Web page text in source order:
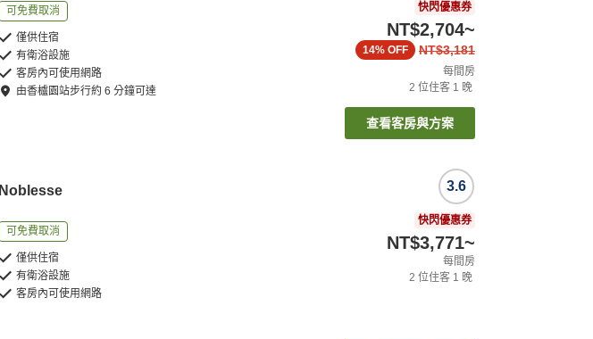
可免費取消
僅供住宿
有衛浴設施
客房內可使用網路
由香櫨園站步行約6 分鐘可達
快閃優惠券
NT$2,704~
NT$3,181
14% OFF
每間房
2 位住客 1 晚
查看客房與方案
Noblesse
可免費取消
僅供住宿
有衛浴設施
客房內可使用網路
3.6
快閃優惠券
NT$3,771~
每間房
2 位住客 1 晚